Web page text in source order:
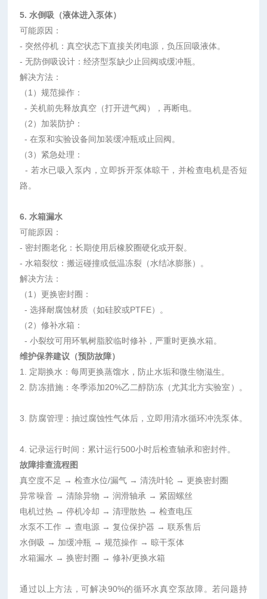
5. 水倒吸（液体进入泵体）
可能原因：
- 突然停机：真空状态下直接关闭电源，负压回吸液体。
-无防倒吸设计：经济型泵缺少止回阀或缓冲瓶。
解决方法：
（1 ）规范操作：
- 关机前先释放真空（打开进气阀），再断电。
（2） 加装防护：
-在泵和实验设备间加装缓冲瓶或止回阀。
（3） 紧急处理：
- 若水已吸入泵内，立即拆开泵体晾干，并检查电机是否短
路。
6. 水箱漏水
可能原因：
- 密封圈老化：长期使用后橡胶圈硬化或开裂。
- 水箱裂纹：搬运碰撞或低温冻裂（水结冰膨胀）。
解决方法：
（1）更换密封圈：
-选择耐腐蚀材质（如硅胶或PTFE）。
（2）修补水箱：
-小裂纹可用环氧树脂胶临时修补，严重时更换水箱。
维护保养建议（预防故障）
1. 定期换水：每周更换蒸馏水，防止水垢和微生物滋生。
2. 防冻措施：冬季添加20%乙二醇防冻（尤其北方实验室）。
3. 防腐管理：抽过腐蚀性气体后，立即用清水循环冲洗泵体。
4.记录运行时间：累计运行500小时后检查轴承和密封件。
故障排查流程图
真空度不足 → 检查水位/漏气 → 清洗叶轮 → 更换密封圈
异常噪音 → 清除异物 → 润滑轴承 → 紧固螺丝
电机过热 → 停机冷却 → 清理散热 → 检查电压
水泵不工作 → 查电源 → 复位保护器 → 联系售后
水倒吸 → 加缓冲瓶 → 规范操作 → 晾干泵体
水箱漏水 → 换密封圈 → 修补/更换水箱
通过以上方法，可解决90%的循环水真空泵故障。若问题持